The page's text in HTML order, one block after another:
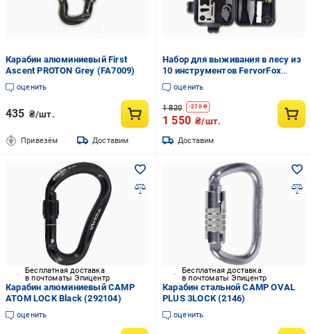
Карабин алюминиевый First
Ascent PROTON Grey (FA7009)
оценить
435 ₴/шт.
Привезём Доставим
Набор для выживания в лесу из
10 инструментов FervorFox
Emak ST-10 (100138)
оценить
1 820 -270₴
1 550 ₴/шт.
Доставим
Бесплатная доставка
в почтоматы Эпицентр
Карабин алюминиевый CAMP
ATOM LOCK Black (292104)
оценить
Бесплатная доставка
в почтоматы Эпицентр
Карабин стальной CAMP OVAL
PLUS 3LOCK (2146)
оценить